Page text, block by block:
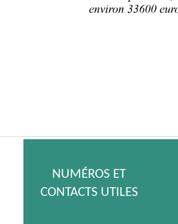
NUMÉROS ET
CONTACTS UTILES